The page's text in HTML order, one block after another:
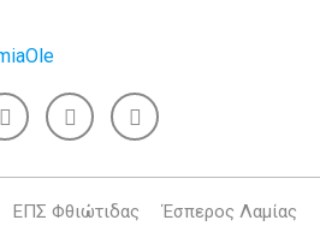
ΕΠΣ Φθιώτιδας Έσπερος Λαμίας